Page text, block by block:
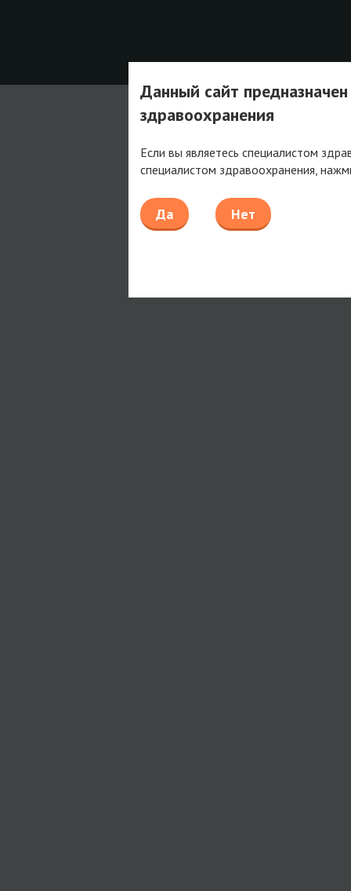
Данный сайт
здравоохранения
Если вы являетесь специалистом
специалистом здравоохранения,
Да Нет